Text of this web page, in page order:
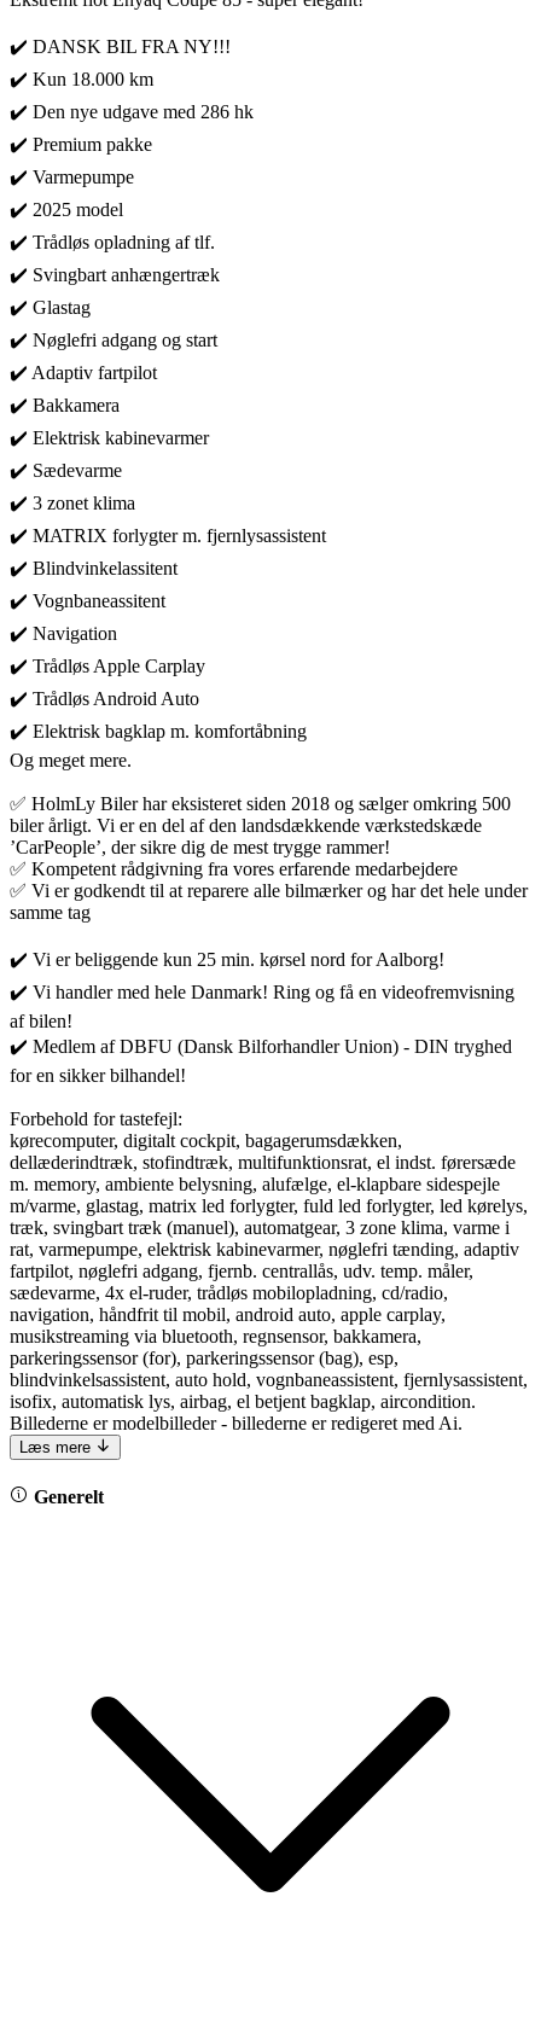
✔️ DANSK BIL FRA NY!!!
✔️ Kun 18.000 km
✔️ Den nye udgave med 286 hk
✔️ Premium pakke
✔️ Varmepumpe
✔️ 2025 model
✔️ Trådløs opladning af tlf.
✔️ Svingbart anhængertræk
✔️ Glastag
✔️ Nøglefri adgang og start
✔️ Adaptiv fartpilot
✔️ Bakkamera
✔️ Elektrisk kabinevarmer
✔️ Sædevarme
✔️ 3 zonet klima
✔️ MATRIX forlygter m. fjernlysassistent
✔️ Blindvinkelassitent
✔️ Vognbaneassitent
✔️ Navigation
✔️ Trådløs Apple Carplay
✔️ Trådløs Android Auto
✔️ Elektrisk bagklap m. komfortåbning
Og meget mere.
✅ HolmLy Biler har eksisteret siden 2018 og sælger omkring 500
biler årligt. Vi er en del af den landsdækkende værkstedskæde
’CarPeople’, der sikre dig de mest trygge rammer!
✅ Kompetent rådgivning fra vores erfarende medarbejdere
✅ Vi er godkendt til at reparere alle bilmærker og har det hele under
samme tag
✔️ Vi er beliggende kun 25 min. kørsel nord for Aalborg!
✔️ Vi handler med hele Danmark! Ring og få en videofremvisning
af bilen!
✔️ Medlem af DBFU (Dansk Bilforhandler Union) - DIN tryghed
for en sikker bilhandel!
Forbehold for tastefejl:
kørecomputer, digitalt cockpit, bagagerumsdækken,
dellæderindtræk, stofindtræk, multifunktionsrat, el indst. førersæde
m. memory, ambiente belysning, alufælge, el-klapbare sidespejle
m/varme, glastag, matrix led forlygter, fuld led forlygter, led kørelys,
træk, svingbart træk (manuel), automatgear, 3 zone klima, varme i
rat, varmepumpe, elektrisk kabinevarmer, nøglefri tænding, adaptiv
fartpilot, nøglefri adgang, fjernb. centrallås, udv. temp. måler,
sædevarme, 4x el-ruder, trådløs mobilopladning, cd/radio,
navigation, håndfrit til mobil, android auto, apple carplay,
musikstreaming via bluetooth, regnsensor, bakkamera,
parkeringssensor (for), parkeringssensor (bag), esp,
blindvinkelsassistent, auto hold, vognbaneassistent, fjernlysassistent,
isofix, automatisk lys, airbag, el betjent bagklap, aircondition.
Billederne er modelbilleder - billederne er redigeret med Ai.
Læs mere
Generelt